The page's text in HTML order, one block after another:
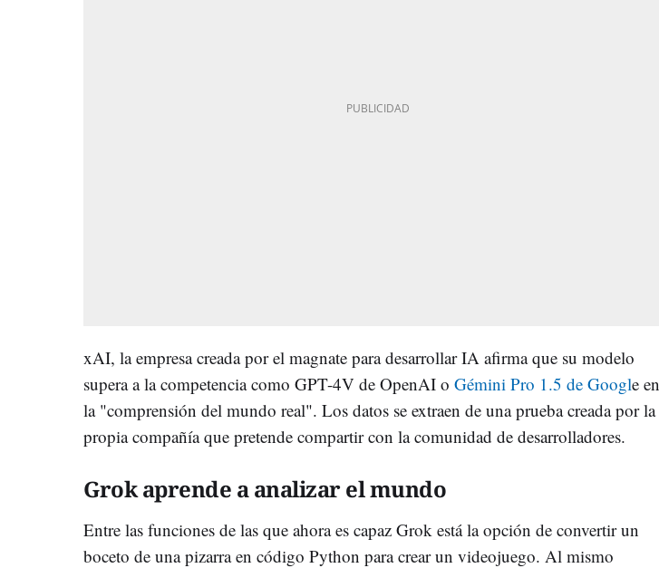
xAI, la empresa creada por el magnate para desarrollar IA afirma que su modelo
supera a la competencia como GPT-4V de OpenAI o Gémini Pro 1.5 de Google en
la "comprensión del mundo real". Los datos se extraen de una prueba creada por la
propia compañía que pretende compartir con la comunidad de desarrolladores.
Grok aprende a analizar el mundo
Entre las funciones de las que ahora es capaz Grok está la opción de convertir un
boceto de una pizarra en código Python para crear un videojuego. Al mismo